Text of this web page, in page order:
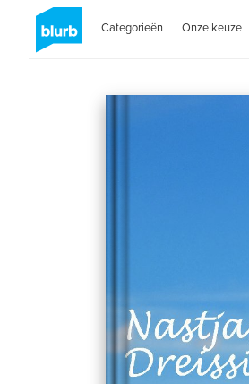
Categorieën Onze keuze